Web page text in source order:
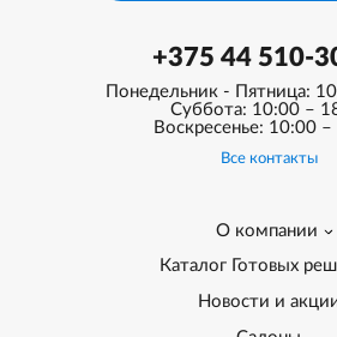
+375 44 510-
Понедельник - Пятница:
Суббота: 10:00 –
Воскресенье: 10:00
Все контакты
О компании
Каталог Готовых
Новости и